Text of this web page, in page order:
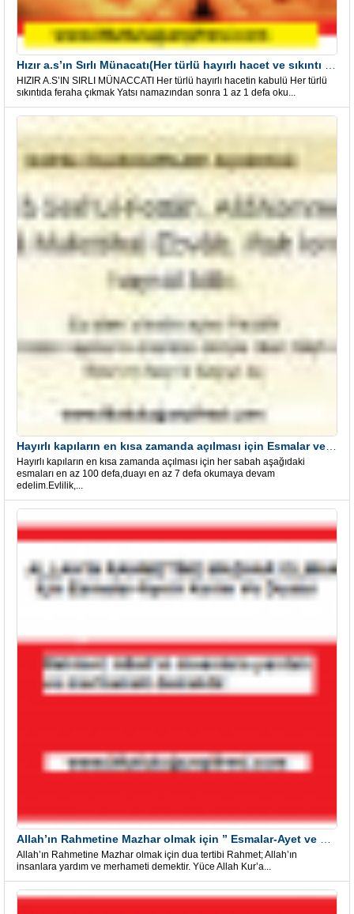
HIZIR A.S’IN SIRLI MÜNACCATI Her türlü hayırlı hacetin kabulü Her türlü
sıkıntıda feraha çıkmak Yatsı namazından sonra 1 az 1 defa oku...
Hayırlı kapıların en kısa zamanda açılması için her sabah aşağıdaki
esmaları en az 100 defa,duayı en az 7 defa okumaya devam
edelim.Evlilik,...
Allah’ın Rahmetine Mazhar olmak için dua tertibi Rahmet; Allah’ın
insanlara yardım ve merhameti demektir. Yüce Allah Kur’a...